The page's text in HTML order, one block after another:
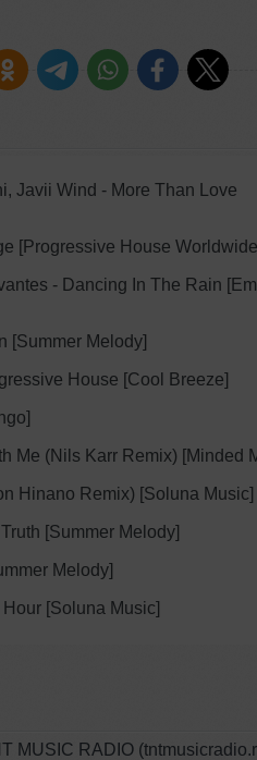
Javii Wind - More Than Love
[Progressive House
- Dancing In The Rain
[Summer Melody]
House [Cool Breeze]
Me (Nils Karr Remix) [Minded
Hinano Remix) [Soluna Music]
[Summer Melody]
Melody]
[Soluna Music]
MUSIC RADIO